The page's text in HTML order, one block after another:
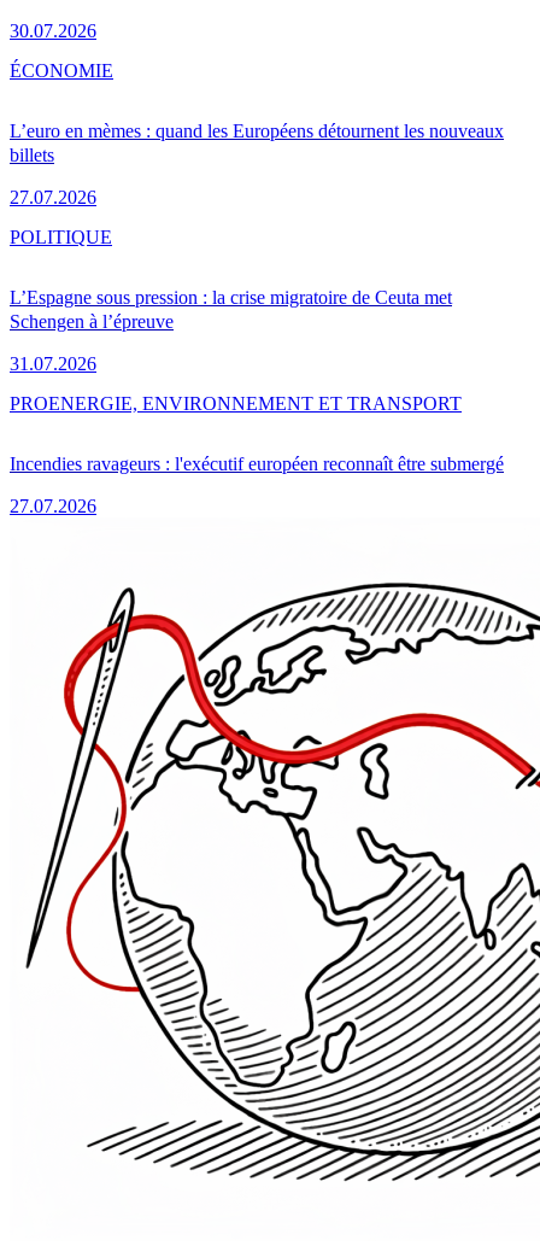
30.07.2026
L’euro en mèmes : quand les Européens détournent les nouveaux
billets
27.07.2026
ÉCONOMIE
L’Espagne sous pression : la crise migratoire de Ceuta met
Schengen à l’épreuve
31.07.2026
POLITIQUE
Incendies ravageurs : l'exécutif européen reconnaît être submergé
27.07.2026
PROENERGIE, ENVIRONNEMENT ET TRANSPORT